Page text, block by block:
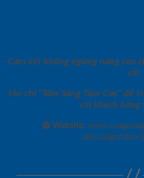
Cam kết không ngừng nâng cao
với
tôn chỉ “Tâm Sáng Tầm Cao” để
với khách hàng
Website: